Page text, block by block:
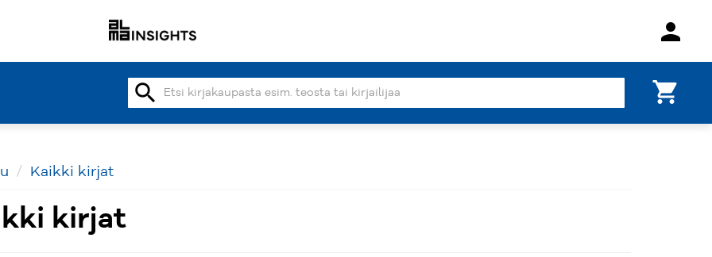
person
search shopping_cart
Kaikki kirjat
kirjat